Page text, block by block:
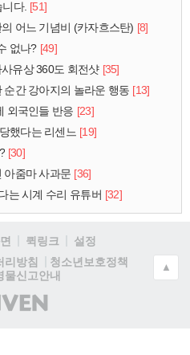
니다. [51]
어느 기념비 (카자흐스탄) [8]
없나? [49]
유상 360도 회전샷 [35]
순간 강아지의 놀라운 행동 [13]
외국인들 반응 [23]
했다는 리센느 [19]
[30]
아줌마 사과문 [36]
는 시계 수리 유튜버 [32]
퀵링크
설정
리방침
청소년보호정책
물신고안내
(주)
인
▲